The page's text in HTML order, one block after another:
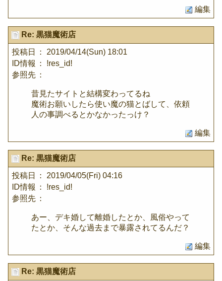
編集
Re: 黒猫魔術店
投稿日
： 2019/04/14(Sun) 18:01
ID情報
： !res_id!
参照先 ：
昔見たサイトと結構変わってるね
魔術お願いしたら使い魔の猫とばして、依頼
人の事調べるとかなかったっけ？
編集
Re: 黒猫魔術店
投稿日
： 2019/04/05(Fri) 04:16
ID情報
： !res_id!
参照先 ：
あー、デキ婚して離婚したとか、風俗やって
たとか、そんな過去まで暴露されてるんだ？
編集
Re: 黒猫魔術店